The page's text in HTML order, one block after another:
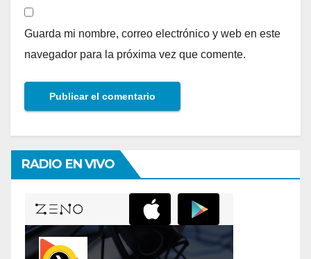
Guarda mi nombre, correo electrónico y web en este
navegador para la próxima vez que comente.
RADIO EN VIVO